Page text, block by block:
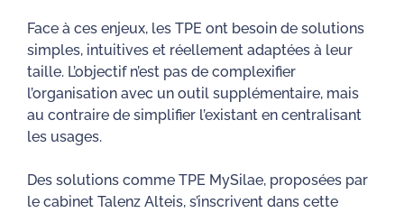
Face à ces enjeux, les TPE ont besoin de solutions
simples, intuitives et réellement adaptées à leur
taille. L’objectif n’est pas de complexifier
l’organisation avec un outil supplémentaire, mais
au contraire de simplifier l’existant en centralisant
les usages.
Des solutions comme TPE MySilae, proposées par
le cabinet Talenz Alteis, s’inscrivent dans cette